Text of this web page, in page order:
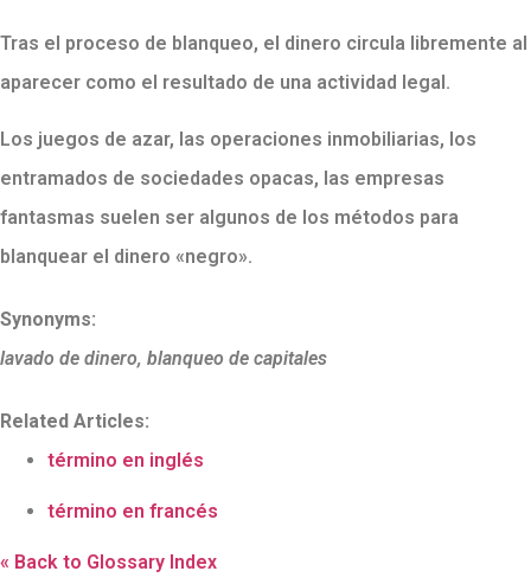
Tras el proceso de blanqueo, el dinero circula libremente al
aparecer como el resultado de una actividad legal.
Los juegos de azar, las operaciones inmobiliarias, los
entramados de sociedades opacas, las empresas
fantasmas suelen ser algunos de los métodos para
blanquear el dinero «negro».
Synonyms:
lavado de dinero, blanqueo de capitales
Related Articles:
término en inglés
término en francés
« Back to Glossary Index